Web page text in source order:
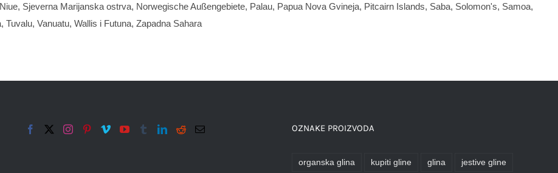
Sjeverna Marijanska ostrva, Norwegische Außengebiete, Palau, Papua Nova Gvineja, Pitcairn Islands, Saba, Solomon's, Samoa,
Vanuatu, Wallis i Futuna, Zapadna Sahara
OZNAKE PROIZVODA
organska glina kupiti gline glina jestive gline